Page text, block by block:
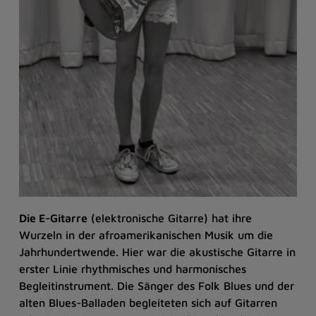
Die E-Gitarre (elektronische Gitarre) hat ihre
Wurzeln in der afroamerikanischen Musik um die
Jahrhundertwende. Hier war die akustische Gitarre in
erster Linie rhythmisches und harmonisches
Begleitinstrument. Die Sänger des Folk Blues und der
alten Blues-Balladen begleiteten sich auf Gitarren